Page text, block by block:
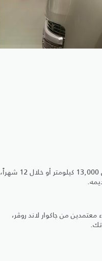
للحفاظ على الأداء الأمثل لرينج روڤر، يُنصح بإجراء الصيانة الدورية كل 13,000 كيلومتر أو خلال 12 شهراً،
من جاكوار لاند روڤر،